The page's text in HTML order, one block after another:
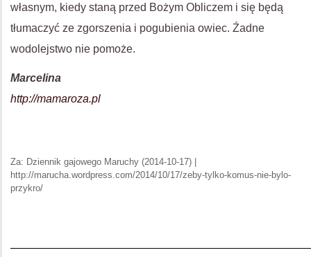
własnym, kiedy staną przed Bożym Obliczem i się będą
tłumaczyć ze zgorszenia i pogubienia owiec. Źadne
wodolejstwo nie pomoże.
Marcelina
http://mamaroza.pl
Za: Dziennik gajowego Maruchy (2014-10-17) |
http://marucha.wordpress.com/2014/10/17/zeby-tylko-komus-nie-bylo-
przykro/